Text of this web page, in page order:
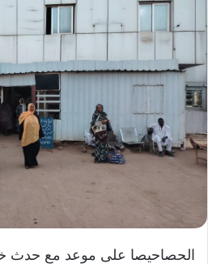
ا
ل
ر
و
ي
الحصاحيصا على موعد مع حدث